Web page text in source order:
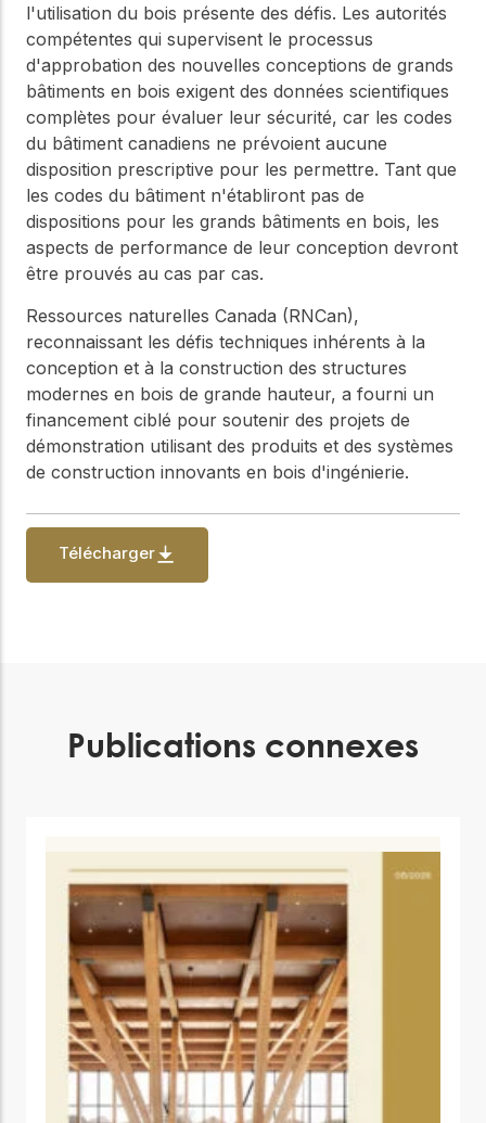
l'utilisation du bois présente des défis. Les autorités
compétentes qui supervisent le processus
d'approbation des nouvelles conceptions de grands
bâtiments en bois exigent des données scientifiques
complètes pour évaluer leur sécurité, car les codes
du bâtiment canadiens ne prévoient aucune
disposition prescriptive pour les permettre. Tant que
les codes du bâtiment n'établiront pas de
dispositions pour les grands bâtiments en bois, les
aspects de performance de leur conception devront
être prouvés au cas par cas.
Ressources naturelles Canada (RNCan),
reconnaissant les défis techniques inhérents à la
conception et à la construction des structures
modernes en bois de grande hauteur, a fourni un
financement ciblé pour soutenir des projets de
démonstration utilisant des produits et des systèmes
de construction innovants en bois d'ingénierie.
Télécharger
Publications connexes